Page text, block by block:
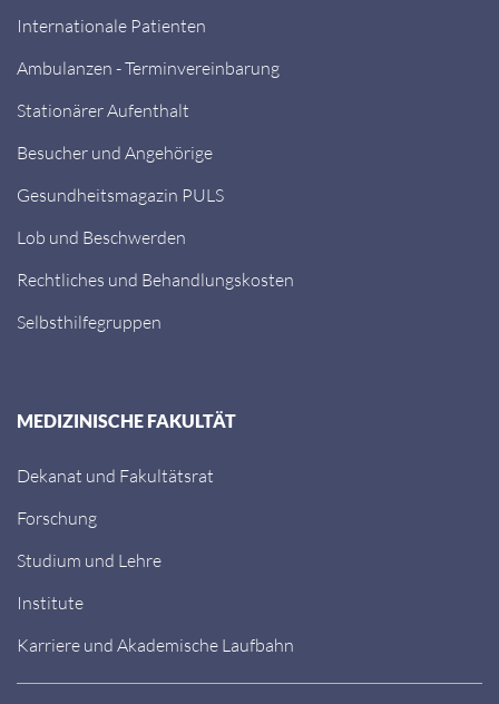
Internationale Patienten
Ambulanzen - Terminvereinbarung
Stationärer Aufenthalt
Besucher und Angehörige
Gesundheitsmagazin PULS
Lob und Beschwerden
Rechtliches und Behandlungskosten
Selbsthilfegruppen
MEDIZINISCHE FAKULTÄT
Dekanat und Fakultätsrat
Forschung
Studium und Lehre
Institute
Karriere und Akademische Laufbahn